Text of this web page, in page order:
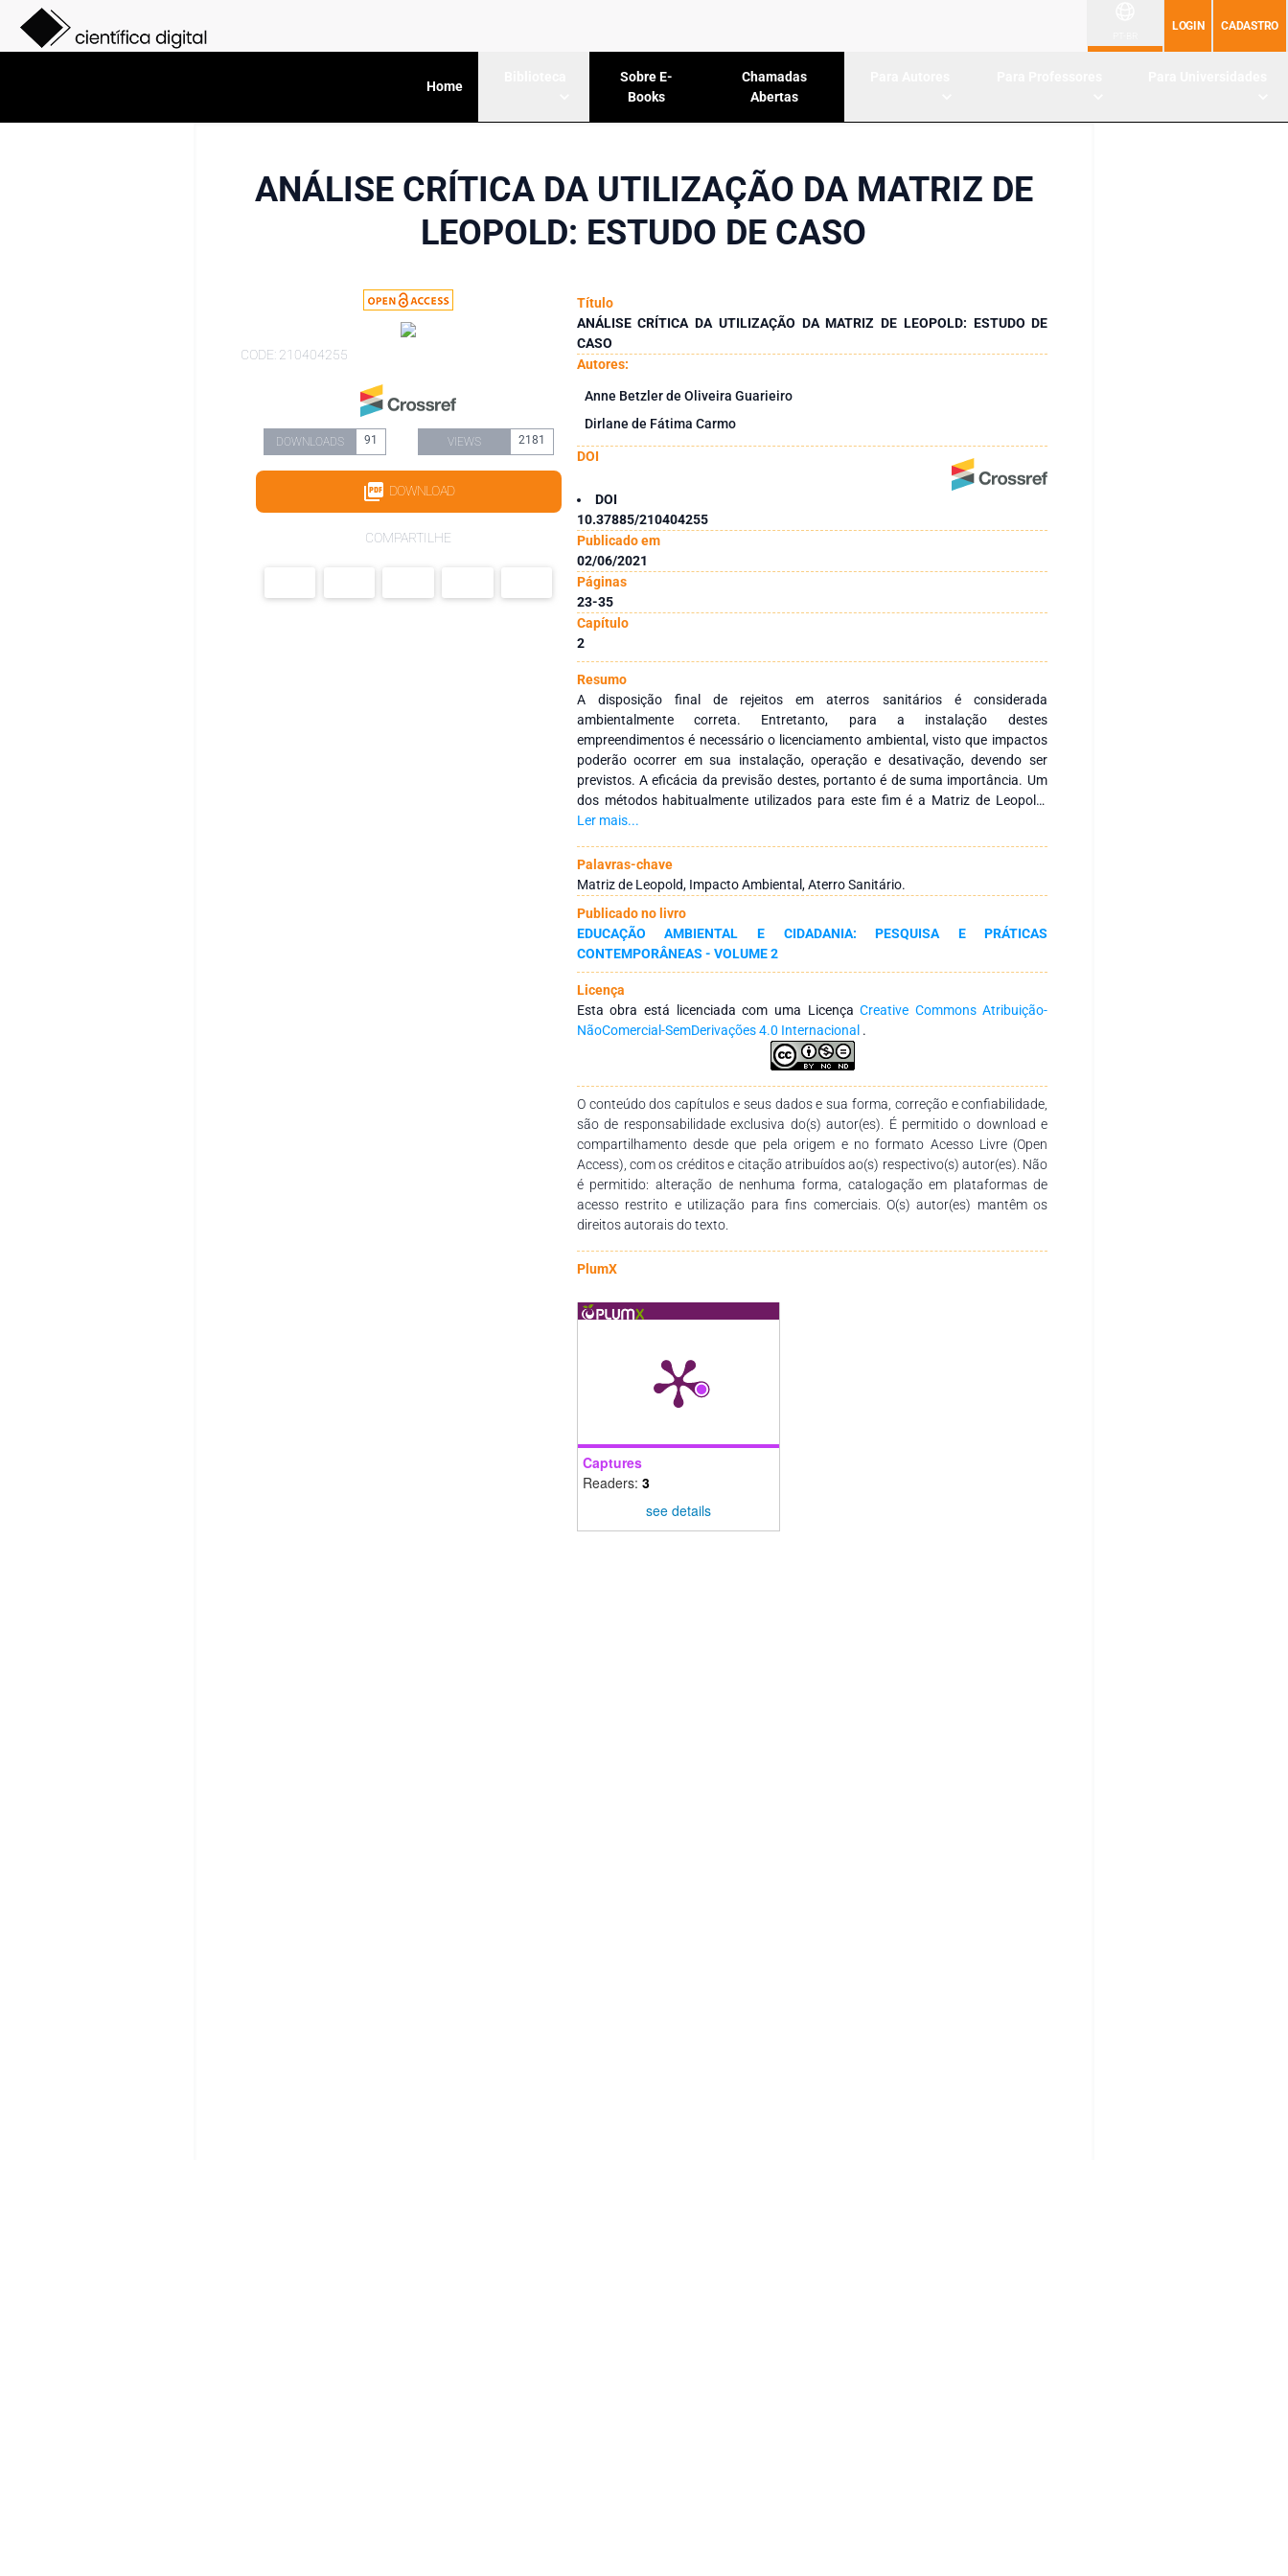
LOGIN CADASTRO
Home
Sobre E-
Books
Chamadas
Abertas
ANÁLISE CRÍTICA DA UTILIZAÇÃO DA MATRIZ DE
LEOPOLD: ESTUDO DE CASO
CODE: 210404255
DOWNLOADS 91 VIEWS 2181
DOWNLOAD
COMPARTILHE
Título
ANÁLISE CRÍTICA DA UTILIZAÇÃO DA MATRIZ DE LEOPOLD: ESTUDO DE
CASO
Autores:
Anne Betzler de Oliveira Guarieiro
Dirlane de Fátima Carmo
DOI
DOI
10.37885/210404255
Publicado em
02/06/2021
Páginas
23-35
Capítulo
2
Resumo
A disposição final de rejeitos em aterros sanitários é considerada
ambientalmente correta. Entretanto, para a instalação destes
empreendimentos é necessário o licenciamento ambiental, visto que impactos
poderão ocorrer em sua instalação, operação e desativação, devendo ser
previstos. A eficácia da previsão destes, portanto é de suma importância. Um
dos métodos habitualmente utilizados para este fim é a Matriz de Leopold.
Assim, buscou-se a validação desta metodologia aplicando-a em uma área de
a fase de operação. Como subsídios para o levantamento dos impactos
ambientais foram obtidos dados com os moradores em entrevistas
exploratórias e por meio da observação in loco, buscando identificar os
aspectos biológicos, físicos e socioeconômicos envolvidos. Verificou-se que
apesar dos critérios e ponderações aplicados serem subjetivos, se
caracterizando como uma das falhas do método, permitiram julgar, ainda que
de forma restrita, cada ação no aterro, sendo os resultados obtidos facilmente
analisados. As dificuldades encontradas na utilização da matriz de Leopold
foram a falta de referências bibliográficas sobre sua aplicação, padronizando-
a; além do elevado tempo para aplicá-la de forma correta. Apesar disso,
verificou-se que os impactos ocorridos em campo na célula desativada da área
mostrou, portanto válido e eficaz.
Ler mais...
Palavras-chave
Matriz de Leopold, Impacto Ambiental, Aterro Sanitário.
Publicado no livro
EDUCAÇÃO AMBIENTAL E CIDADANIA: PESQUISA E PRÁTICAS
CONTEMPORÂNEAS - VOLUME 2
Licença
Esta obra está licenciada com uma LicençaCreative Commons Atribuição-
NãoComercial-SemDerivações 4.0 Internacional .
O conteúdo dos capítulos e seus dados e sua forma, correção e confiabilidade,
são de responsabilidade exclusiva do(s) autor(es). É permitido o download e
compartilhamento desde que pela origem e no formato Acesso Livre (Open
Access), com os créditos e citação atribuídos ao(s) respectivo(s) autor(es). Não
é permitido: alteração de nenhuma forma, catalogação em plataformas de
acesso restrito e utilização para fins comerciais. O(s) autor(es) mantêm os
direitos autorais do texto.
PlumX
Captures
Readers: 3
see details